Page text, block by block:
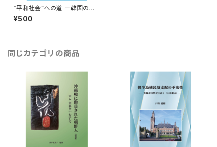
“平和社会”への道 ー韓国の革
新党がめざす国ー
¥500
同じカテゴリの商品